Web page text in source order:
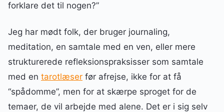
forklare det til nogen?”
Jeg har mødt folk, der bruger journaling,
meditation, en samtale med en ven, eller mere
strukturerede refleksionspraksisser som samtale
med en tarotlæser før afrejse, ikke for at få
“spådomme”, men for at skærpe sproget for de
temaer, de vil arbejde med alene. Det er i sig selv